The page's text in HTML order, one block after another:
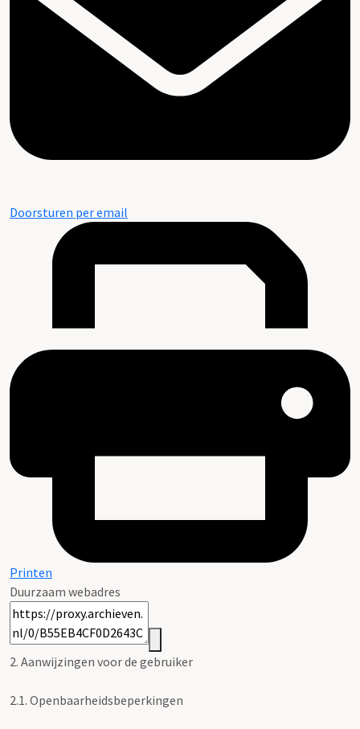
Doorsturen per email
Printen
Duurzaam webadres
2. Aanwijzingen voor de gebruiker
2.1. Openbaarheidsbeperkingen